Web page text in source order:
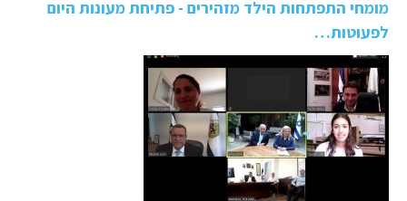
מומחי התפתחות הילד מזהירים - פתיחת מעונות היום
לפעוטות…